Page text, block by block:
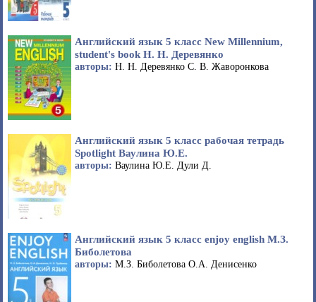
Английский язык 5 класс New Millennium,
student's book Н. Н. Деревянко
авторы: Н. Н. Деревянко С. В. Жаворонкова
Английский язык 5 класс рабочая тетрадь
Spotlight Ваулина Ю.Е.
авторы: Ваулина Ю.Е. Дули Д.
Английский язык 5 класс enjoy english М.З.
Биболетова
авторы: М.З. Биболетова О.А. Денисенко